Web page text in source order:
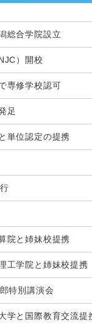
総合学院設立
）開校
専修学校認可
足
単位認定の提携
院と姉妹校提携
工学院と姉妹校提携
特別講演会
学と国際教育交流提